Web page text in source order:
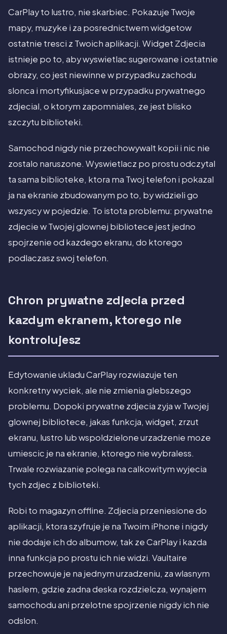
CarPlay to lustro, nie skarbiec. Pokazuje Twoje
mapy, muzyke i za posrednictwem widgetow
ostatnie tresci z Twoich aplikacji. Widget Zdjecia
istnieje po to, aby wyswietlac sugerowane i ostatnie
obrazy, co jest niewinne w przypadku zachodu
slonca i mortyfikusjace w przypadku prywatnego
zdjecial, o ktorym zapomniales, ze jest blisko
szczytu biblioteki.
Samochod nigdy nie przechowywalt kopii i nic nie
zostalo naruszone. Wyswietlacz po prostu odczytal
ta sama biblioteke, ktora ma Twoj telefon i pokazal
ja na ekranie zbudowanym po to, by widzieli go
wszyscy w pojedzie. To istota problemu: prywatne
zdjecie w Twojej glownej bibliotece jest jedno
spojrzenie od kazdego ekranu, do ktorego
podlaczasz swoj telefon.
Chron prywatne zdjecia przed
kazdym ekranem, ktorego nie
kontrolujesz
Edytowanie ukladu CarPlay rozwiazuje ten
konkretny wyciek, ale nie zmienia glebszego
problemu. Dopoki prywatne zdjecia zyja w Twojej
glownej bibliotece, jakas funkcja, widget, zrzut
ekranu, lustro lub wspoldzielone urzadzenie moze
umiescic je na ekranie, ktorego nie wybraless.
Trwale rozwiazanie polega na calkowitym wyjecia
tych zdjec z biblioteki.
Robi to magazyn offline. Zdjecia przeniesione do
aplikacji, ktora szyfruje je na Twoim iPhone i nigdy
nie dodaje ich do albumow, tak ze CarPlay i kazda
inna funkcja po prostu ich nie widzi. Vaultaire
przechowuje je na jednym urzadzeniu, za wlasnym
haslem, gdzie zadna deska rozdzielcza, wynajem
samochodu ani przelotne spojrzenie nigdy ich nie
odslon.